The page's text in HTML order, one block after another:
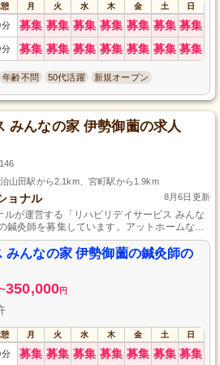
月 火 水 木 金 土 日
募集 募集 募集 募集 募集 募集 募集
募集 募集 募集 募集 募集 募集 募集
年齢不問 50代活躍 新規オープン
みんなの家 伊勢御薗の求人
山田駅から2.1km、宮町駅から1.9km
ョナル 8月6日更新
が運営する「リハビリデイサービス みんな
鍼灸師を募集しています。アットホームな環
向上をサポートするお仕事です。デイサービ
分自身のスキルアップを図りたい方のご応募
みんなの家 伊勢御薗の鍼灸師の
350,000円
月 火 水 木 金 土 日
募集 募集 募集 募集 募集 募集 募集